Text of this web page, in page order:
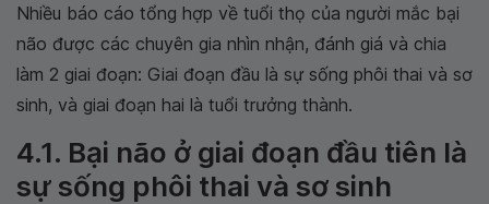
Nhiều báo cáo tổng hợp về tuổi thọ của người mắc bại
não được các chuyên gia nhìn nhận, đánh giá và chia
làm 2 giai đoạn: Giai đoạn đầu là sự sống phôi thai và sơ
sinh, và giai đoạn hai là tuổi trưởng thành.
4.1. Bại não ở giai đoạn đầu tiên là
sự sống phôi thai và sơ sinh